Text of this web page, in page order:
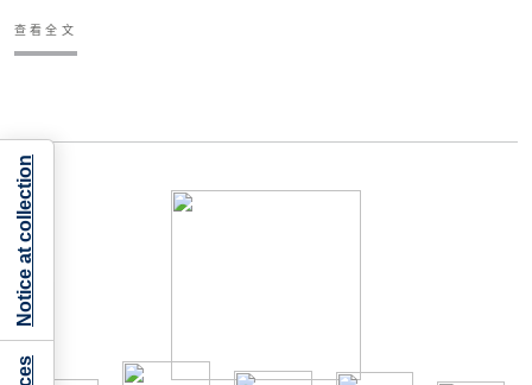
查看全文
Notice at collection